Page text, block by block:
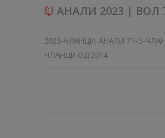
АНАЛИ 2023 | ВОЛ
2023-ЧЛАНЦИ, АНАЛИ 71–3-
ЧЛАНЦИ ОД 2014